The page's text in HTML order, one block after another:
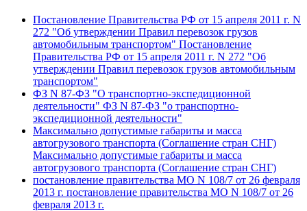
Постановление Правительства РФ от 15 апреля 2011 г. N
272 "Об утверждении Правил перевозок грузов
автомобильным транспортом" Постановление
Правительства РФ от 15 апреля 2011 г. N 272 "Об
утверждении Правил перевозок грузов автомобильным
транспортом"
ФЗ N 87-ФЗ "О транспортно-экспедиционной
деятельности" ФЗ N 87-ФЗ "о транспортно-
экспедиционной деятельности"
Максимально допустимые габариты и масса
автогрузового транспорта (Соглашение стран СНГ)
Максимально допустимые габариты и масса
автогрузового транспорта (Соглашение стран СНГ)
постановление правительства МО N 108/7 от 26 февраля
2013 г. постановление правительства МО N 108/7 от 26
февраля 2013 г.